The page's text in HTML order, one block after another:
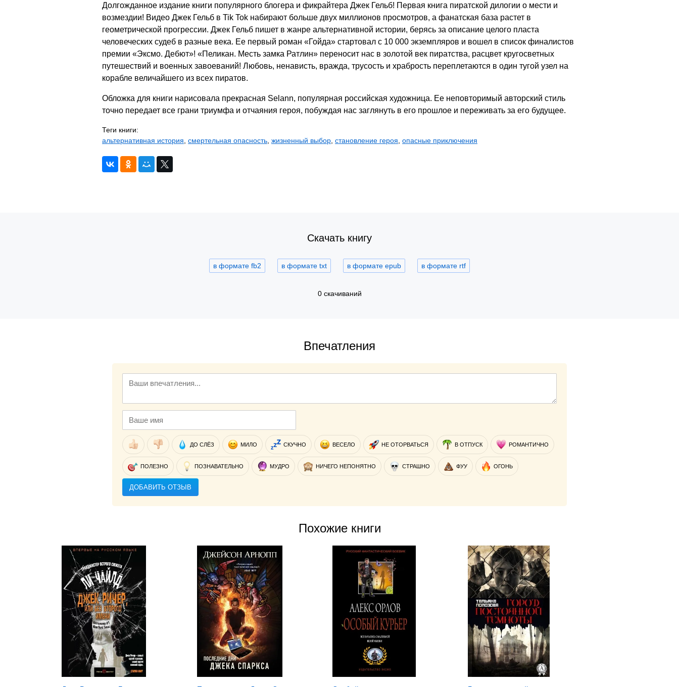
Долгожданное издание книги популярного блогера и фикрайтера Джек Гельб! Первая книга пиратской дилогии о мести и
возмездии! Видео Джек Гельб в Tik Tok набирают больше двух миллионов просмотров, а фанатская база растет в
геометрической прогрессии. Джек Гельб пишет в жанре альтернативной истории, берясь за описание целого пласта
человеческих судеб в разные века. Ее первый роман «Гойда» стартовал с 10 000 экземпляров и вошел в список финалистов
премии «Эксмо. Дебют»! «Пеликан. Месть замка Ратлин» переносит нас в золотой век пиратства, расцвет кругосветных
путешествий и военных завоеваний! Любовь, ненависть, вражда, трусость и храбрость переплетаются в один тугой узел на
корабле величайшего из всех пиратов.
Обложка для книги нарисовала прекрасная Selann, популярная российская художница. Ее неповторимый авторский стиль
точно передает все грани триумфа и отчаяния героя, побуждая нас заглянуть в его прошлое и переживать за его будущее.
Теги книги:
альтернативная история смертельная опасность жизненный выбор становление героя опасные приключения
Скачать книгу
в формате fb2 в формате txt в формате epub в формате rtf
0 скачиваний
Впечатления
ДО СЛЁЗ МИЛО СКУЧНО ВЕСЕЛО НЕ ОТОРВАТЬСЯ В ОТПУСК РОМАНТИЧНО
ПОЛЕЗНО ПОЗНАВАТЕЛЬНО МУДРО НИЧЕГО НЕПОНЯТНО СТРАШНО ФУУ ОГОНЬ
ДОБАВИТЬ ОТЗЫВ
Похожие книги